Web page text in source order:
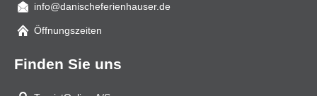
Mail
info@danischeferienhauser.de
Öffnungszeiten
Finden Sie uns